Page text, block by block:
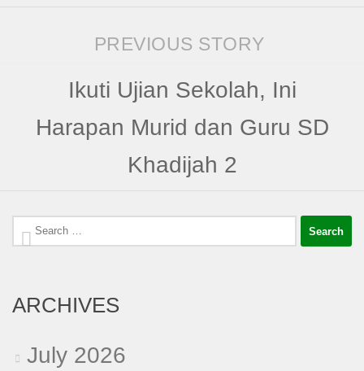
PREVIOUS STORY
Ikuti Ujian Sekolah, Ini
Harapan Murid dan Guru SD
Khadijah 2
Search
ARCHIVES
July 2026